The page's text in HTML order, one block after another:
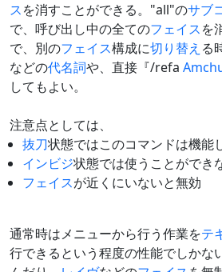
スを消すことができる。"all"のサブ
で、呼び出し中の全てのフェイスを
で、別のフェイス構成に切り替え る
などの代名詞や、直接『/refa
してもよい。
注意点としては、
抜刀状態ではこのコマンドは機能
インビジ状態では使うことができ
フェイスが近くにいないと無効
通常時はメニューから行う作業をテ
行できるという程度の性能でしかな